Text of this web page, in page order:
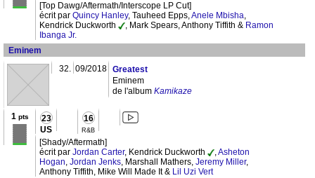
[Top Dawg/Aftermath/Interscope LP Cut]
écrit par Quincy Hanley, Tauheed Epps,Anele Mbisha,
Kendrick Duckworth
, Mark Spears, Anthony Tiffith & Ramon
Ibanga Jr.
Eminem
32. 09/2018 Greatest
Eminem
de l'album Kamikaze
1 pts 23
US
16
R&B
[Shady/Aftermath]
écrit par Jordan Carter, Kendrick Duckworth ,Asheton
Hogan, Jordan Jenks, Marshall Mathers, Jeremy Miller,
Anthony Tiffith, Mike Will Made It & Lil Uzi Vert